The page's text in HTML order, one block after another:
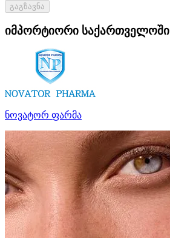
გაგზავნა
იმპორტიორი საქართველოში
ნოვატორ ფარმა